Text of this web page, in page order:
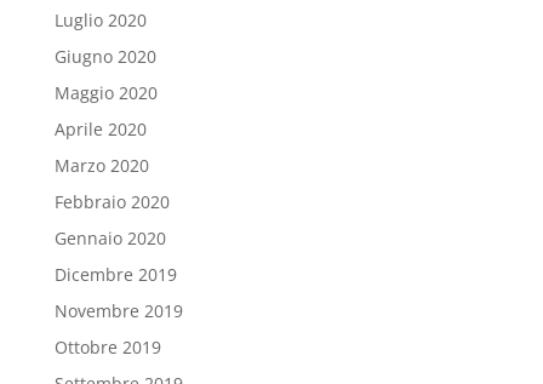
Luglio 2020
Giugno 2020
Maggio 2020
Aprile 2020
Marzo 2020
Febbraio 2020
Gennaio 2020
Dicembre 2019
Novembre 2019
Ottobre 2019